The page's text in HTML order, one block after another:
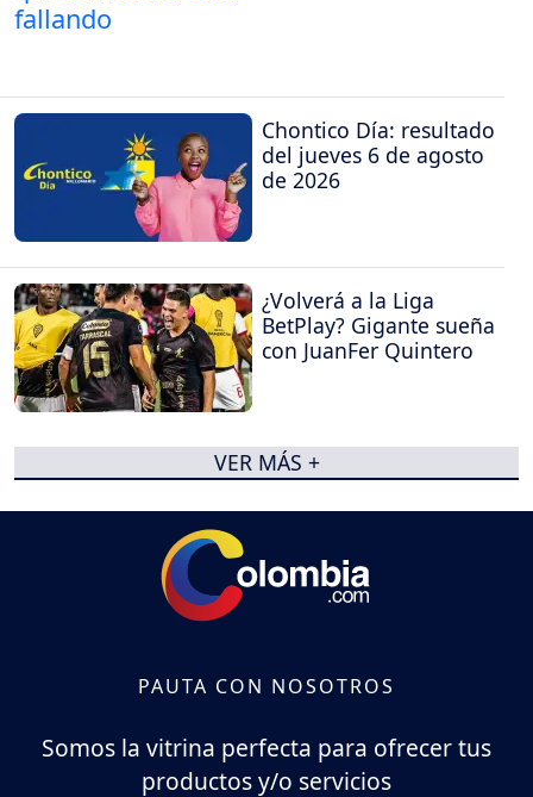
Chontico Día: resultado
del jueves 6 de agosto
de 2026
¿Volverá a la Liga
BetPlay? Gigante sueña
con JuanFer Quintero
VER MÁS +
PAUTA CON NOSOTROS
Somos la vitrina perfecta para ofrecer tus
productos y/o servicios